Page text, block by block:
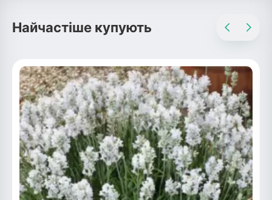
Найчастіше купують